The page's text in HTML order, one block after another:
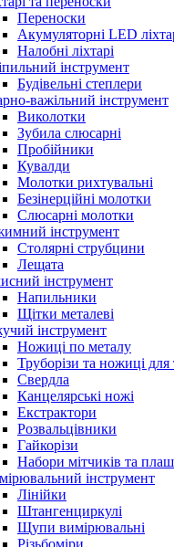
Переноски
Акумуляторні LED
Налобні ліхтарі
інструмент
Будівельні степлери
важільний інструмент
Виколотки
Зубила слюсарні
Пробійники
Кувалди
Молотки рихтувальні
Безінерційні молотки
Слюсарні молотки
інструмент
Столярні струбцини
Лещата
інструмент
Напильники
Щітки металеві
інструмент
Ножиці по металу
Труборізи та ножиці для
Свердла
Канцелярські ножі
Екстрактори
Розвальцівники
Гайкорізи
Набори мітчиків та
інструмент
Лінійки
Штангенциркулі
Щупи вимірювальні
Різьбоміри